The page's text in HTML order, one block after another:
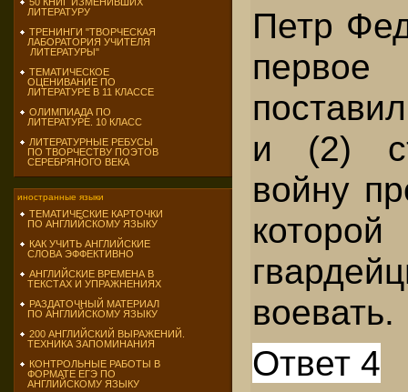
ЛИТЕРАТУРУ
ТРЕНИНГИ "ТВОРЧЕСКАЯ
ЛАБОРАТОРИЯ УЧИТЕЛЯ
ЛИТЕРАТУРЫ"
ТЕМАТИЧЕСКОЕ
ОЦЕНИВАНИЕ ПО
ЛИТЕРАТУРЕ В 11 КЛАССЕ
ОЛИМПИАДА ПО
ЛИТЕРАТУРЕ. 10 КЛАСС
ЛИТЕРАТУРНЫЕ РЕБУСЫ
ПО ТВОРЧЕСТВУ ПОЭТОВ
СЕРЕБРЯНОГО ВЕКА
иностранные языки
ТЕМАТИЧЕСКИЕ КАРТОЧКИ
ПО АНГЛИЙСКОМУ ЯЗЫКУ
КАК УЧИТЬ АНГЛИЙСКИЕ
СЛОВА ЭФФЕКТИВНО
АНГЛИЙСКИЕ ВРЕМЕНА В
ТЕКСТАХ И УПРАЖНЕНИЯХ
РАЗДАТОЧНЫЙ МАТЕРИАЛ
ПО АНГЛИЙСКОМУ ЯЗЫКУ
200 АНГЛИЙСКИЙ ВЫРАЖЕНИЙ.
ТЕХНИКА ЗАПОМИНАНИЯ
КОНТРОЛЬНЫЕ РАБОТЫ В
ФОРМАТЕ ЕГЭ ПО
АНГЛИЙСКОМУ ЯЗЫКУ
Петр
и (2)
войну
воевать.
Ответ 4